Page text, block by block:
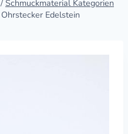
/ Schmuckmaterial Kategorien
Ohrstecker Edelstein